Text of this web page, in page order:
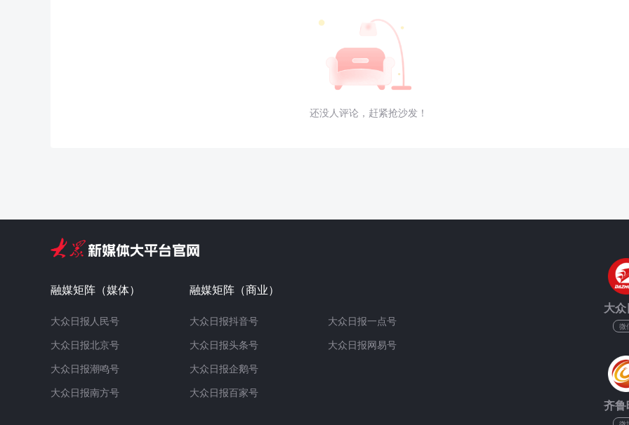
还没人评论，赶紧抢沙发！
融媒矩阵（媒体）
大众日报人民号
大众日报北京号
大众日报潮鸣号
大众日报南方号
融媒矩阵（商业）
大众日报抖音号
大众日报头条号
大众日报企鹅号
大众日报百家号
大众日报一点号
大众日报网易号
大
微
齐鲁